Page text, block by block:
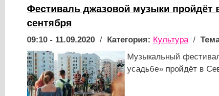
Фестиваль джазовой музыки пройдёт
сентября
09:10 - 11.09.2020 / Категория: Культура/
Музыкальный
усадьбе» пройдёт в